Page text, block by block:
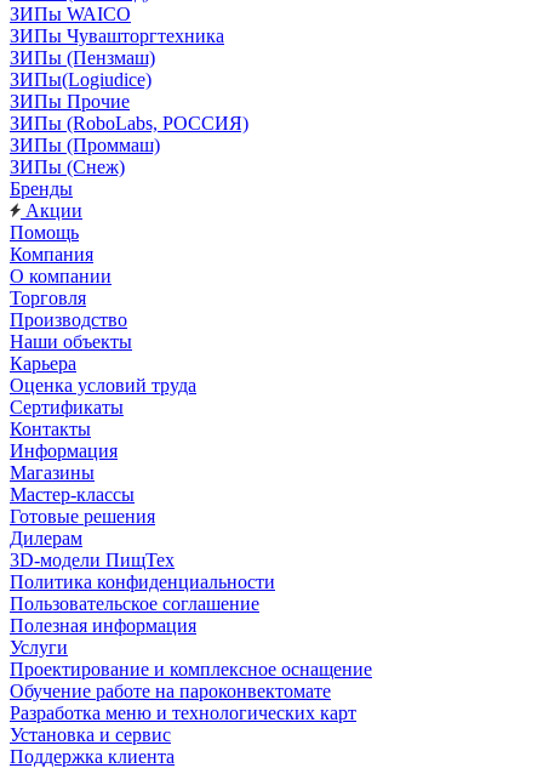
ЗИПы WAICO
ЗИПы Чувашторгтехника
ЗИПы (Пензмаш)
ЗИПы(Logiudice)
ЗИПы Прочие
ЗИПы (RoboLabs, РОССИЯ)
ЗИПы (Проммаш)
ЗИПы (Снеж)
Бренды
Акции
Помощь
Компания
О компании
Торговля
Производство
Наши объекты
Карьера
Оценка условий труда
Сертификаты
Контакты
Информация
Магазины
Мастер-классы
Готовые решения
Дилерам
3D-модели ПищТех
Политика конфиденциальности
Пользовательское соглашение
Полезная информация
Услуги
Проектирование и комплексное оснащение
Обучение работе на пароконвектомате
Разработка меню и технологических карт
Установка и сервис
Поддержка клиента